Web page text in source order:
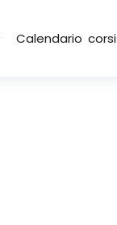
Calendario corsi